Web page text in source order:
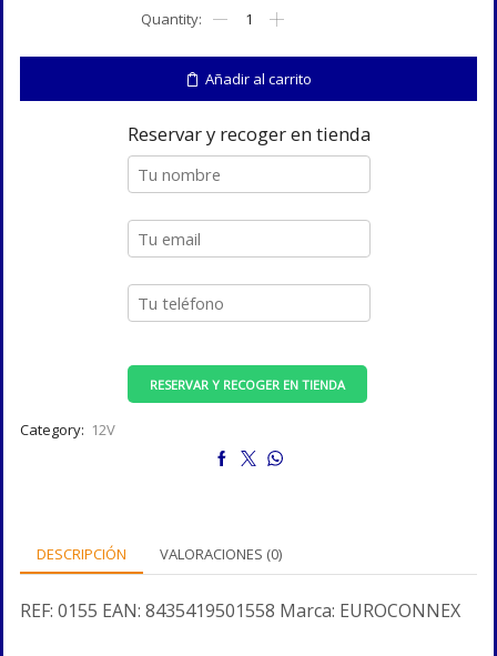
10A
cantidad
Añadir al carrito
Reservar y recoger en tienda
RESERVAR Y RECOGER EN TIENDA
Category: 12V
DESCRIPCIÓN VALORACIONES (0)
REF: 0155 EAN: 8435419501558 Marca: EUROCONNEX